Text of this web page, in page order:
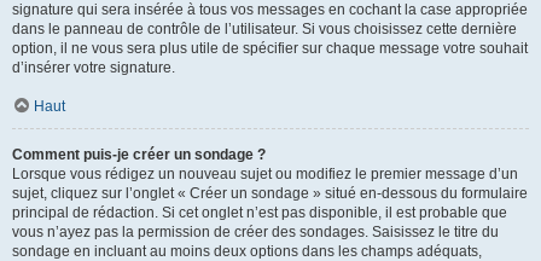
signature qui sera insérée à tous vos messages en cochant la case appropriée
dans le panneau de contrôle de l’utilisateur. Si vous choisissez cette dernière
option, il ne vous sera plus utile de spécifier sur chaque message votre souhait
d’insérer votre signature.
Haut
Comment puis-je créer un sondage ?
Lorsque vous rédigez un nouveau sujet ou modifiez le premier message d’un
sujet, cliquez sur l’onglet « Créer un sondage » situé en-dessous du formulaire
principal de rédaction. Si cet onglet n’est pas disponible, il est probable que
vous n’ayez pas la permission de créer des sondages. Saisissez le titre du
sondage en incluant au moins deux options dans les champs adéquats,